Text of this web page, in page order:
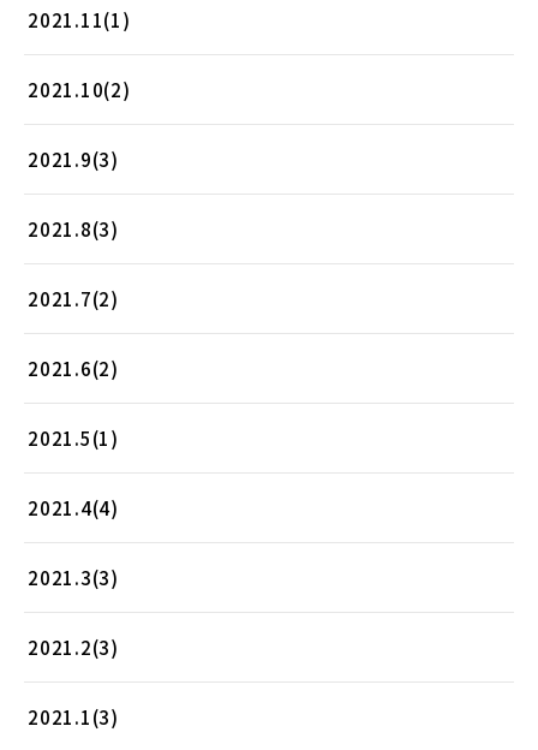
2021.11(1)
2021.10(2)
2021.9(3)
2021.8(3)
2021.7(2)
2021.6(2)
2021.5(1)
2021.4(4)
2021.3(3)
2021.2(3)
2021.1(3)